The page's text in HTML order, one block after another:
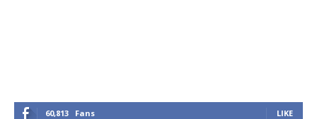
60,813 Fans LIKE